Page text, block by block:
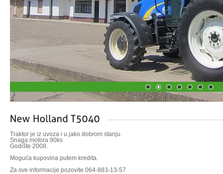
Traktor je iz uvoza i u jako dobrom stanju.
Snaga motora 90ks
Godište 2008.
Moguća kupovina putem kredita.
Za sve informacije pozovite 064-883-13-57